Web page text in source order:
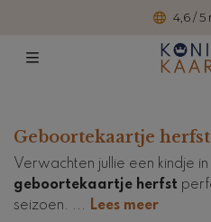
4,6 / 5
Geboortekaartje herfst
Verwachten jullie een kindje
geboortekaartje herfst
seizoen. ... Lees meer